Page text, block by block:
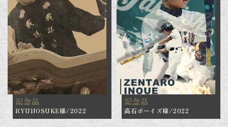
記念品
RYUNOSUKE様/2022
記念品
高石ボーイズ様/2022